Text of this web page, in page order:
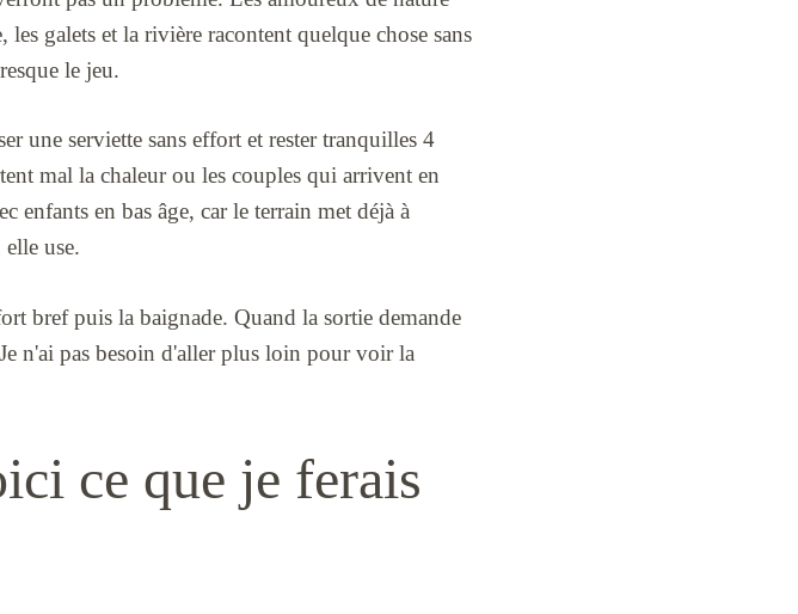
galets et la rivière racontent quelque chose sans
le jeu.
une serviette sans effort et rester tranquilles 4
mal la chaleur ou les couples qui arrivent en
enfants en bas âge, car le terrain met déjà à
use.
bref puis la baignade. Quand la sortie demande
n'ai pas besoin d'aller plus loin pour voir la
ce que je ferais